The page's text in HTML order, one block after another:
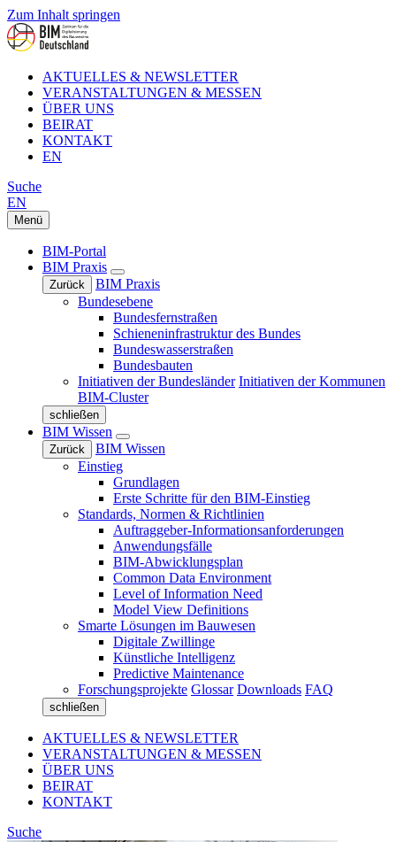
Zum Inhalt springen
AKTUELLES & NEWSLETTER
VERANSTALTUNGEN & MESSEN
ÜBER UNS
BEIRAT
KONTAKT
EN
Suche
EN
Menü
BIM-Portal
BIM Praxis
Zurück
BIM Praxis
Bundesebene
Bundesfernstraßen
Schieneninfrastruktur des Bundes
Bundeswasserstraßen
Bundesbauten
Initiativen der Bundesländer Initiativen der Kommunen
BIM-Cluster
schließen
BIM Wissen
Zurück
BIM Wissen
Einstieg
Grundlagen
Erste Schritte für den BIM-Einstieg
Standards, Normen & Richtlinien
Auftraggeber-Informationsanforderungen
Anwendungsfälle
BIM-Abwicklungsplan
Common Data Environment
Level of Information Need
Model View Definitions
Smarte Lösungen im Bauwesen
Digitale Zwillinge
Künstliche Intelligenz
Predictive Maintenance
Forschungsprojekte Glossar Downloads FAQ
schließen
AKTUELLES & NEWSLETTER
VERANSTALTUNGEN & MESSEN
ÜBER UNS
BEIRAT
KONTAKT
Suche